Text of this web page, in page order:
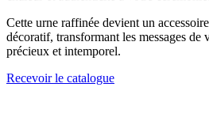
Cette urne raffinée devient un
décoratif, transformant les messages de
précieux et intemporel.
Recevoir le catalogue